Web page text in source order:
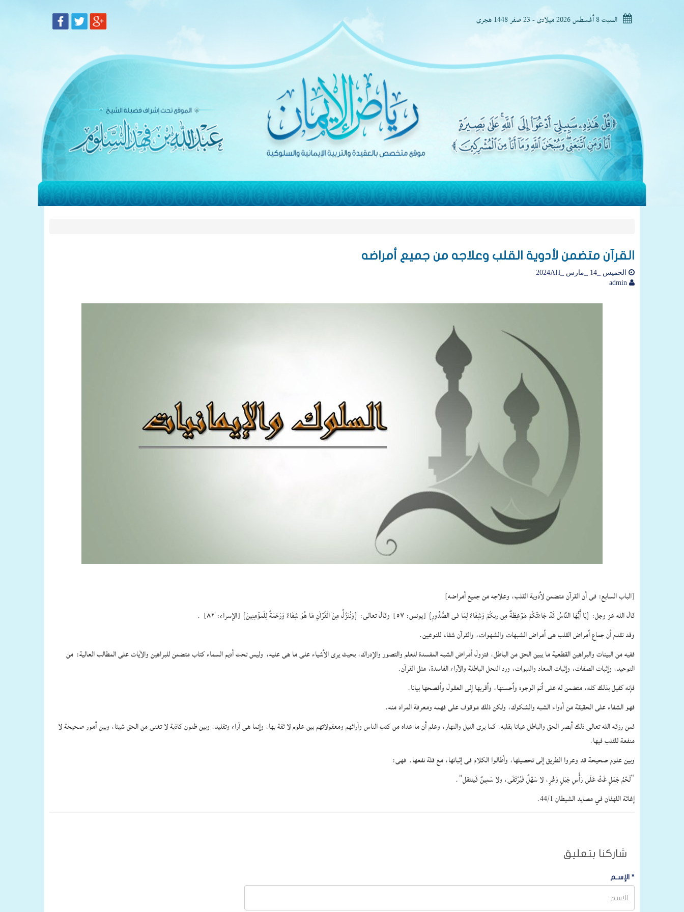
السبت 8 أغسطس 2026 ميلادى - 23 صفر 1448 هجرى
القرآن متضمن لأدوية القلب وعلاجه من جميع أمراضه
الخميس _14 _مارس _2024AH
[الباب السابع: فى أن القرآن متضمن لأدوية القلب، وعلاجه من جميع أمراضه]
قال الله عز وجل: {يَا أَيُّهَا النَّاسُ قَدْ جَاءَتْكُمْ مَوْعِظةٌ مِن ربكُمْ وَشِفَاءٌ لِمَا فى الصُّدُورِ} [يونس: ٥٧] وقال تعالى: {وَنُنَزِّلُ مِنَ الْقُرْآنِ مَا هُوَ شِفَاءٌ وَرَحْمَةٌ لِلْمؤْمِنِينَ} [الإسراء: ٨٢] .
وقد تقدم أن جماع أمراض القلب هى أمراض الشبهات والشهوات، والقرآن شفاء للنوعين.
ففيه من البينات والبراهين القطعية ما يبين الحق من الباطل، فتزول أمراض الشبه المفسدة للعلم والتصور والإدراك، بحيث يرى الأشياء على ما هى عليه، وليس تحت أديم السماء كتاب متضمن للبراهين والآيات على المطالب العالية: من
التوحيد، وإثبات الصفات، وإثبات المعاد والنبوات، ورد النحل الباطلة والآراء الفاسدة، مثل القرآن.
فإنه كفيل بذلك كله، متضمن له على أتم الوجوه وأحسنها، وأقربها إلى العقول وأفصحها بيانا.
فهو الشفاء على الحقيقة من أدواء الشبه والشكوك، ولكن ذلك موقوف على فهمه ومعرفة المراد منه.
فمن رزقه الله تعالى ذلك أبصر الحق والباطل عيانا بقلبه، كما يرى الليل والنهار، وعلم أن ما عداه من كتب الناس وآرائهم ومعقولاتهم بين علوم لا ثقة بها، وإنما هى آراء وتقليد، وبين ظنون كاذبة لا تغنى من الحق شيئا، وبين أمور صحيحة لا
منفعة للقلب فيها.
وبين علوم صحيحة قد وعروا الطريق إلى تحصيلها، وأطالوا الكلام فى إثباتها، مع قلة نفعها. فهى:
“لَحْمُ جَمَلٍ غَثّ عَلَى رَأْسِ جَبَلٍ وَعْرٍ، لا سَهْلٌ فَيُرْتَقَى، ولا سَمِينٌ فَينتقل”.
إغاثة اللهفان في مصايد الشيطان 44/1.
شاركنا بتعليق
* الإسـم